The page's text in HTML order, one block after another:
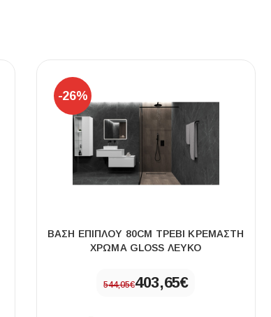
-26%
ΒΑΣΗ ΕΠΙΠΛΟΥ 80CM ΤΡΕΒΙ ΚΡΕΜΑΣΤΗ
ΧΡΩΜΑ GLOSS ΛΕΥΚΟ
544,05€403,65€